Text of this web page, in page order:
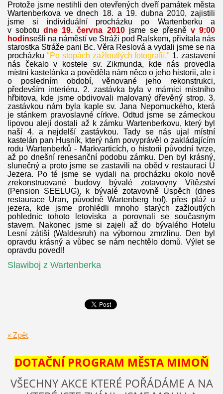
Protože jsme nestihli den otevřených dveří památek města
Wartenberkova ve dnech 18. a 19. dubna 2010, zajistili
jsme si individuální procházku po Wartenberku a
v sobotu dne 19. června 2010 jsme se přesně v 9:00
hodinsešli na náměstí ve Stráži pod Ralskem, přivítala nás
starostka Stráže pani Bc. Věra Reslová a vydali jsme se na
procházku "Po stopách zažloutlých fotografií." 1. zastavení
nás čekalo v kostele sv. Zikmunda, kde nás provedla
místní kastelánka a pověděla nám něco o jeho historii, ale i
o posledním období, věnované jeho rekonstrukci,
především interiéru. 2. zastávka byla v márnici místního
hřbitova, kde jsme obdivovali malovaný dřevěný strop. 3.
zastávkou nám byla kaple sv. Jana Nepomuckého, která
je stánkem pravoslavné církve. Odtud jsme se zámeckou
lipovou alejí dostali až k zámku Wartenberkovu, který byl
naší 4. a nejdelší zastávkou. Tady se nás ujal místní
kastelán pan Husník, který nám povyprávěl o zakládajícím
rodu Wartenberků - Markvarticích, o historii původní tvrze,
až po dnešní renesanční podobu zámku. Den byl krásný,
slunečný a proto jsme se zastavili na oběd v restauraci U
Jezera. Po té jsme se vydali na procházku okolo nově
zrekonstruované budovy bývalé zotavovny Vítězství
(Pension SEELUG), k bývalé zotavovně Úspěch (dnes
restaurace Uran, původně Wartenberg hof), přes pláž u
jezera, kde jsme prohlédli mnoho starých zažloutlých
pohlednic tohoto letoviska a porovnali se současným
stavem. Nakonec jsme si zajeli až do bývalého Hotelu
Lesní zátiší (Waldesruh) na výbornou zmrzlinu. Den byl
opravdu krásný a vůbec se nám nechtělo domů. Výlet se
opravdu povedl!
Slawiboj z Wartenberka
« Zpět
DOTAČNÍ PROGRAM MĚSTA MIMOŇ
VŠECHNY AKCE KTERÉ POŘÁDÁME A NA